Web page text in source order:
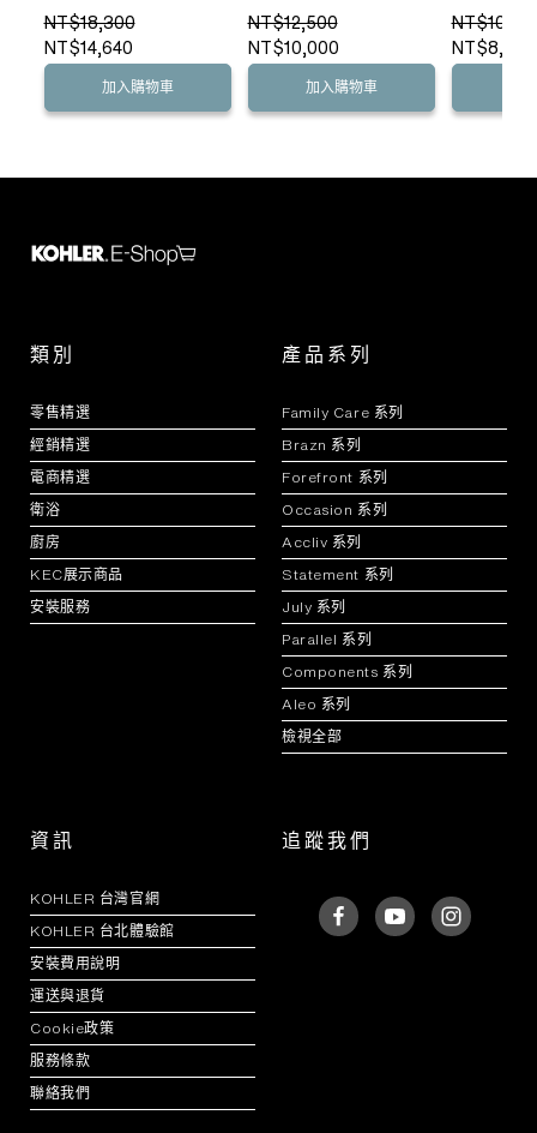
NT$18,300
NT$14,640
加入購物車
NT$12,500
NT$10,000
加入購物車
NT$8,000
類別
零售精選
經銷精選
電商精選
衛浴
廚房
KEC展示商品
安裝服務
產品系列
Family Care 系列
Brazn 系列
Forefront 系列
Occasion 系列
Accliv 系列
Statement 系列
July 系列
Parallel 系列
Components 系列
Aleo 系列
檢視全部
資訊
KOHLER 台灣官網
KOHLER 台北體驗館
安裝費用說明
運送與退貨
Cookie政策
服務條款
聯絡我們
追蹤我們